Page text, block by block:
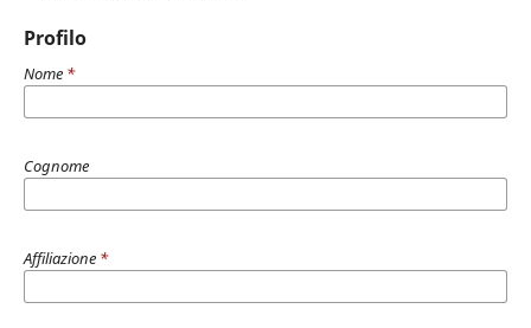
Profilo
Nome *
Cognome
Affiliazione *